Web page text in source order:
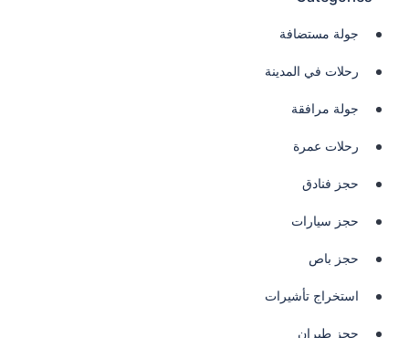
جولة مستضافة
رحلات في المدينة
جولة مرافقة
رحلات عمرة
حجز فنادق
حجز سيارات
حجز باص
استخراج تأشيرات
حجز طيران